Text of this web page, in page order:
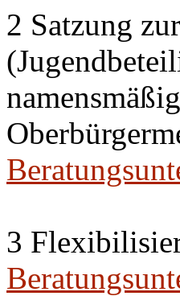
2 Satzung
3